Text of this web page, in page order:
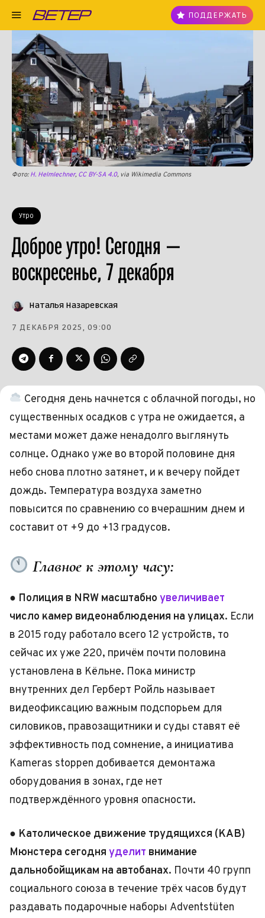
ПОДДЕРЖАТЬ
Утро
Доброе утро! Сегодня —
воскресенье, 7 декабря
Фото: H. Helmlechner, CC BY-SA 4.0, via Wikimedia Commons
Наталья Назаревская
7 ДЕКАБРЯ 2025, 09:00
Сегодня день начнется с облачной погоды, но
существенных осадков с утра не ожидается, а
местами может даже ненадолго выглянуть
солнце. Однако уже во второй половине дня
небо снова плотно затянет, и к вечеру пойдет
дождь. Температура воздуха заметно
повысится по сравнению со вчерашним днем и
составит от +9 до +13 градусов.
Главное к этому часу:
● Полиция в NRW масштабно увеличивает
число камер видеонаблюдения на улицах. Если
в 2015 году работало всего 12 устройств, то
сейчас их уже 220, причём почти половина
установлена в Кёльне. Пока министр
внутренних дел Герберт Ройль называет
видеофиксацию важным подспорьем для
силовиков, правозащитники и суды ставят её
эффективность под сомнение, а инициатива
Kameras stoppen добивается демонтажа
оборудования в зонах, где нет
подтверждённого уровня опасности.
● Католическое движение трудящихся (KAB)
Мюнстера сегодня уделит внимание
дальнобойщикам на автобанах. Почти 40 групп
социального союза в течение трёх часов будут
раздавать подарочные наборы Adventstüten